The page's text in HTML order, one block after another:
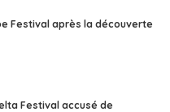
Festival après la découverte
Festival accusé de